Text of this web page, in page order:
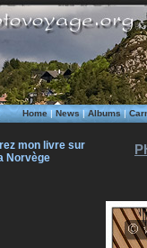
Home|News|Albums|
mon livre sur
Norvège